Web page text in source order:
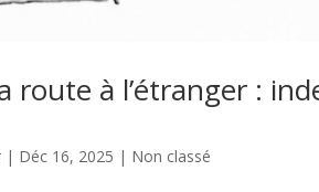
route à l’étranger :
| Déc 16, 2025 | Non classé